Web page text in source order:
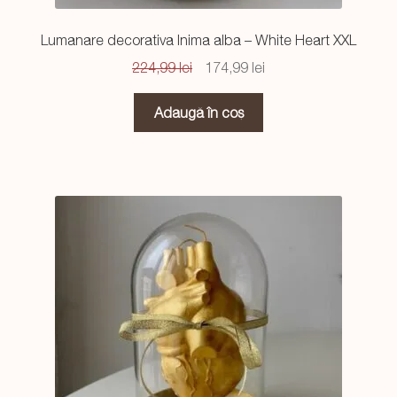
Lumanare decorativa Inima alba – White Heart XXL
224,99lei
Prețul
a
fost:
174,99 leiPrețul
Adaugă în coș